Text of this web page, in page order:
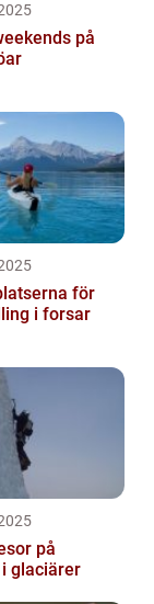
på
för
i forsar
på
glaciärer